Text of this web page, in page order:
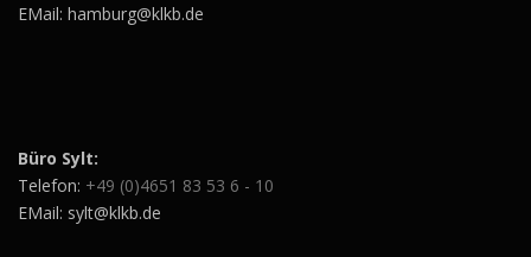
EMail: hamburg@klkb.de
Büro Sylt:
Telefon: +49 (0)4651 83 53 6 - 10
EMail: sylt@klkb.de